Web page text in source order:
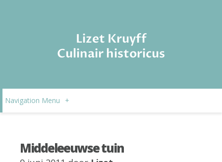
Lizet Kruyff
Culinair historicus
Navigation Menu +
Middeleeuwse tuin